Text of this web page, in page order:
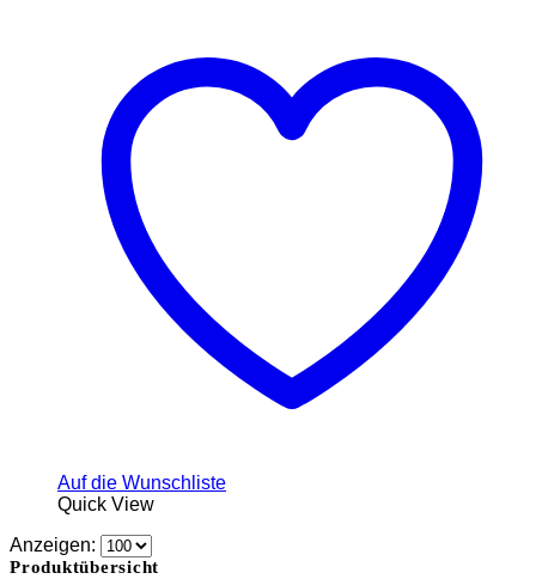
Auf die Wunschliste
Quick View
Anzeigen:
Produktübersicht